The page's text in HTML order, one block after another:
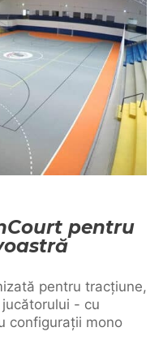
pentru
pentru tracțiune,
- cu
configurații mono